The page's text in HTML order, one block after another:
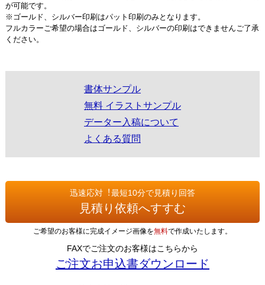
が可能です。
※ゴールド、シルバー印刷はパット印刷のみとなります。
フルカラーご希望の場合はゴールド、シルバーの印刷はできませんご了承
ください。
書体サンプル
無料 イラストサンプル
データー入稿について
よくある質問
迅速応対︕最短10分で見積り回答
見積り依頼へすすむ
ご希望のお客様に完成イメージ画像を無料で作成いたします。
FAXでご注文のお客様はこちらから
ご注文お申込書ダウンロード